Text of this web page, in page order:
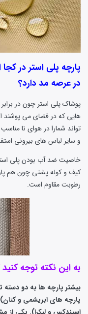
پارچه پلی استر در
در عرصه مد دارد؟
پوشاک پلی استر چون در
هایی که در فضای می پوشند
تواند شمارا در هوای نا
و سایر لباس های بیرونی
خاصیت ضد آب بودن پلی
کیف و کوله پشتی چون هم
رطوبت مقاوم است.
به این نکته توجه
بیشتر پارچه ها به دو
پارچه های ابریشمی و